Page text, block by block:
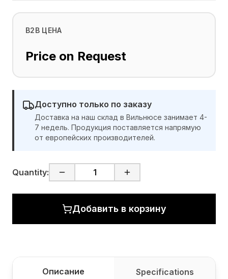
B2B ЦЕНА
Price on Request
Доступно только по заказу
Доставка на наш склад в Вильнюсе занимает 4-
7 недель. Продукция поставляется напрямую
от европейских производителей.
Quantity:
Добавить в корзину
Описание Specifications